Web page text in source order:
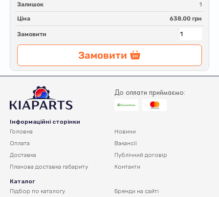
Залишок 1
Ціна 638.00 грн
Замовити
Замовити
До оплати приймаємо:
Інформаційні сторінки
Головна
Оплата
Доставка
Планова доставка габариту
Новини
Вакансії
Публічний договір
Контакти
Каталог
Підбор по каталогу
Бренди на сайті